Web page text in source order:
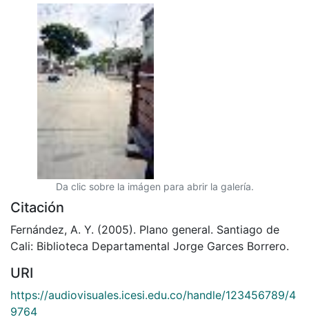
Da clic sobre la imágen para abrir la galería.
Citación
Fernández, A. Y. (2005). Plano general. Santiago de
Cali: Biblioteca Departamental Jorge Garces Borrero.
URI
https://audiovisuales.icesi.edu.co/handle/123456789/4
9764